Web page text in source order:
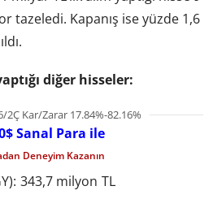
tazeledi. Kapanış ise yüzde 1,6
diğer hisseler:
Kar/Zarar 17.84%-82.16%
Sanal Para ile
Deneyim Kazanın
343,7 milyon TL